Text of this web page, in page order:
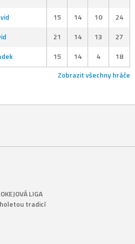
15 14 10
24
21 14 13
27
15 14 4
18
Zobrazit všechny hráče
LIGA
tradicí